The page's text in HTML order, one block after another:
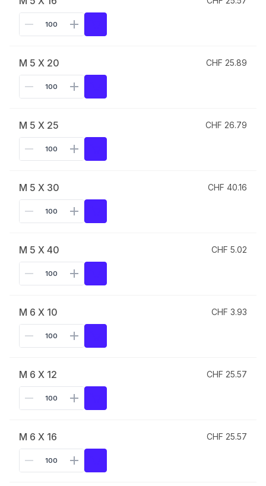
M 5 X 20 CHF 25.89
M 5 X 25 CHF 26.79
M 5 X 30 CHF 40.16
M 5 X 40 CHF 5.02
M 6 X 10 CHF 3.93
M 6 X 12 CHF 25.57
M 6 X 16 CHF 25.57